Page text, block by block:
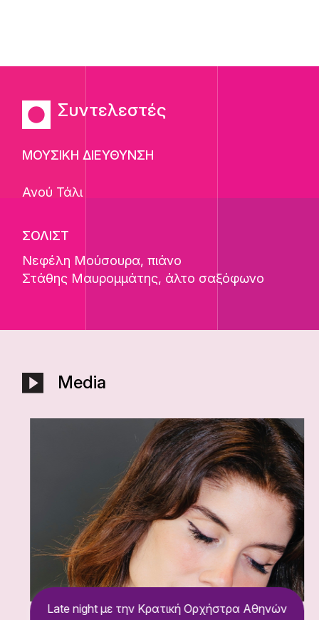
Συντελεστές
ΜΟΥΣΙΚΗ ΔΙΕΥΘΥΝΣΗ
Ανού Τάλι
ΣΟΛΙΣΤ
Νεφέλη Μούσουρα, πιάνο
Στάθης Μαυρομμάτης, άλτο σαξόφωνο
Media
Late night με την Κρατική Ορχήστρα Αθηνών